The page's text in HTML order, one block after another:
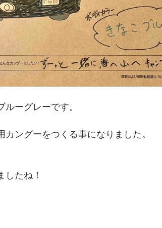
ーグレーです。
ングーをつくる事になりました。
たね！